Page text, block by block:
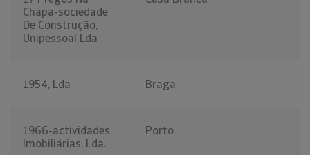
Chapa-sociedade
De Construção,
Unipessoal Lda
1954, Lda Braga
1966-actividades
Imobiliárias, Lda.
Porto